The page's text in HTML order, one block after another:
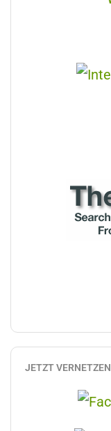
JETZT VERNETZEN